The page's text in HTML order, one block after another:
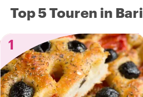
Top 5 Touren in Bari
1